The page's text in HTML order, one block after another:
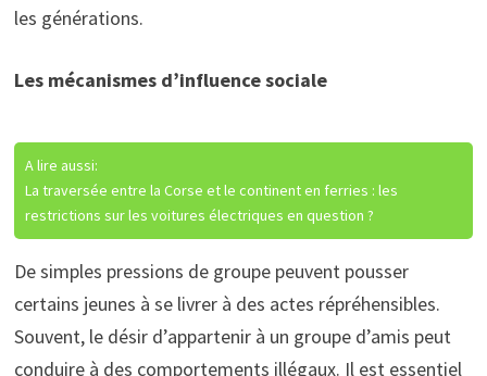
les générations.
Les mécanismes d’influence sociale
A lire aussi:
La traversée entre la Corse et le continent en ferries : les
restrictions sur les voitures électriques en question ?
De simples pressions de groupe peuvent pousser
certains jeunes à se livrer à des actes répréhensibles.
Souvent, le désir d’appartenir à un groupe d’amis peut
conduire à des comportements illégaux. Il est essentiel